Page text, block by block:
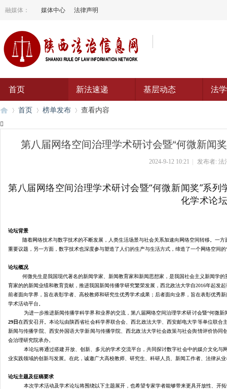
融媒体： 媒体中心 法律声明
首页 新法速递 基层动态 法
首页 榜单发布 查看内容

第八届网络空间治理学术研讨会暨“何微新闻
2024-9-12 10:21 发布者: 法
第八届网络空间治理学术研讨会暨“何微新闻奖”系
化学术论
论坛背景
随着网络技术与数字技术的不断发展，人类生活场景与社会关系加速向网络空间转移。一
重要议题，另一方面，数字技术也深度参与塑造了人们的生产与生活方式，缔造了一个网络空间的
论坛概况
何微先生是我国现代著名的新闻学家、新闻教育家和新闻思想家，是我国社会主义新闻学
育家的的新闻业绩和教育贡献，推进我国新闻传播学研究繁荣发展，西北政法大学自2016年起发
前者面向学界，旨在表彰学者、高校教师和研究生优秀学术成果；后者面向业界，旨在表彰优秀
学术活动平台。
为进一步推进新闻传播学科学界和业界的交流，第八届网络空间治理学术研讨会暨“何微新
29日在西安召开。本论坛由陕西省社会科学界联合会、西北政法大学、西安邮电大学等单位联
新闻与传播学院、西安外国语大学新闻与传播学院、西北政法大学社会政策与社会舆情评价协
会治理研究院承办。
本论坛将通过搭建开放、创新、多元的学术交流平台，共同探讨数字社会中的媒介文化
业实践领域的创新与发展。在此，诚邀广大高校教师、研究生、科研人员、新闻工作者、法律从
论坛主题及征稿要求
本次学术活动及学术论坛将围绕以下主题展开，也希望专家学者能够带来更具开放性、开